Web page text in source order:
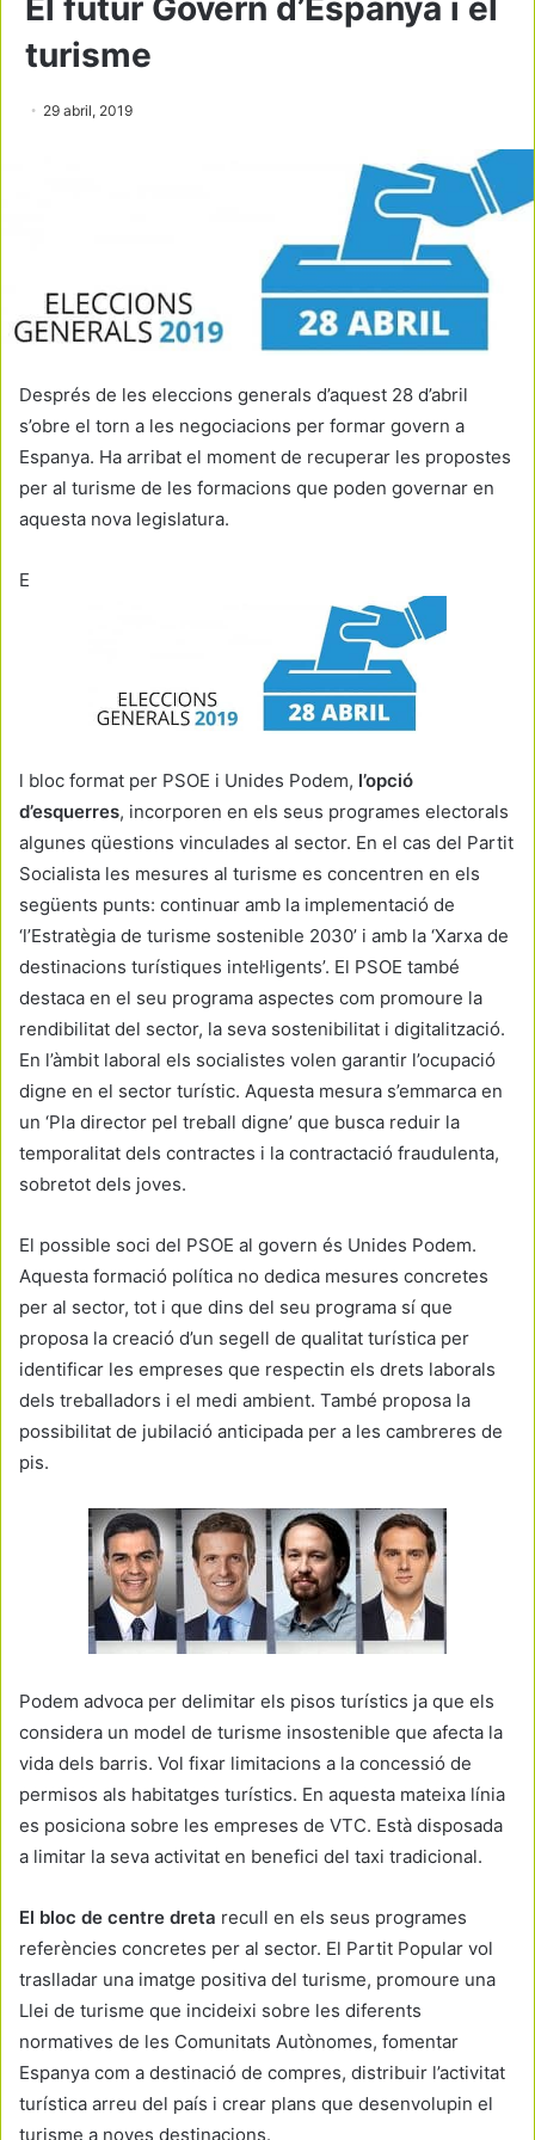
El futur Govern d’Espanya i el
turisme
29 abril, 2019
Després de les eleccions generals d’aquest 28 d’abril
s’obre el torn a les negociacions per formar govern a
Espanya. Ha arribat el moment de recuperar les propostes
per al turisme de les formacions que poden governar en
aquesta nova legislatura.
E
l bloc format per PSOE i Unides Podem, l’opció
d’esquerres, incorporen en els seus programes electorals
algunes qüestions vinculades al sector. En el cas del Partit
Socialista les mesures al turisme es concentren en els
següents punts: continuar amb la implementació de
‘l’Estratègia de turisme sostenible 2030’ i amb la ‘Xarxa de
destinacions turístiques intel·ligents’. El PSOE també
destaca en el seu programa aspectes com promoure la
rendibilitat del sector, la seva sostenibilitat i digitalització.
En l’àmbit laboral els socialistes volen garantir l’ocupació
digne en el sector turístic. Aquesta mesura s’emmarca en
un ‘Pla director pel treball digne’ que busca reduir la
temporalitat dels contractes i la contractació fraudulenta,
sobretot dels joves.
El possible soci del PSOE al govern és Unides Podem.
Aquesta formació política no dedica mesures concretes
per al sector, tot i que dins del seu programa sí que
proposa la creació d’un segell de qualitat turística per
identificar les empreses que respectin els drets laborals
dels treballadors i el medi ambient. També proposa la
possibilitat de jubilació anticipada per a les cambreres de
pis.
Podem advoca per delimitar els pisos turístics ja que els
considera un model de turisme insostenible que afecta la
vida dels barris. Vol fixar limitacions a la concessió de
permisos als habitatges turístics. En aquesta mateixa línia
es posiciona sobre les empreses de VTC. Està disposada
a limitar la seva activitat en benefici del taxi tradicional.
El bloc de centre dreta recull en els seus programes
referències concretes per al sector. El Partit Popular vol
traslladar una imatge positiva del turisme, promoure una
Llei de turisme que incideixi sobre les diferents
normatives de les Comunitats Autònomes, fomentar
Espanya com a destinació de compres, distribuir l’activitat
turística arreu del país i crear plans que desenvolupin el
turisme a noves destinacions.